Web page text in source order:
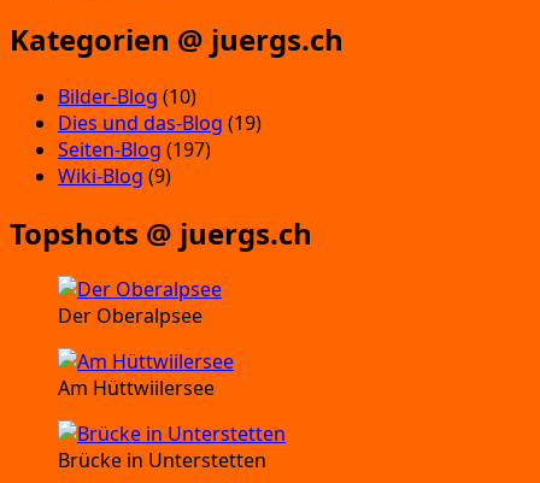
Kategorien @ juergs.ch
Bilder-Blog (10)
Dies und das-Blog (19)
Seiten-Blog (197)
Wiki-Blog (9)
Topshots @ juergs.ch
Der Oberalpsee
Am Hüttwiilersee
Brücke in Unterstetten